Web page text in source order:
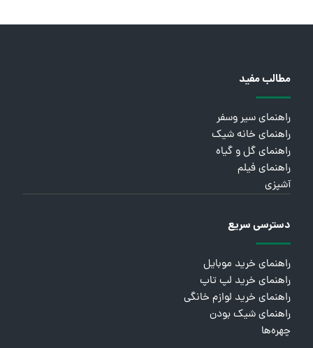
مطالب مفید
راهنمای سیر وسفر
راهنمای خانه شیک
راهنمای گل و گیاه
راهنمای فیلم
آشپزی
دسترسی سریع
راهنمای خرید موبایل
راهنمای خرید لپ تاپ
راهنمای خرید لوازم خانگی
راهنمای شیک بودن
چهره‌ها